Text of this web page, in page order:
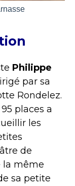
Philippe
par sa
Rondelez.
places a
les
de
la même
sa petite